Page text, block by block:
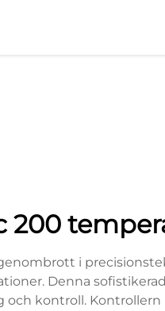
200
i
Denna
kontroll.